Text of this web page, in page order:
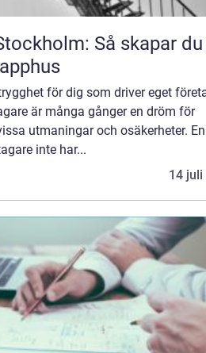
Så skapar
för dig som driver eget
är många gånger en dröm för
utmaningar och osäkerheter.
inte har...
14 juli